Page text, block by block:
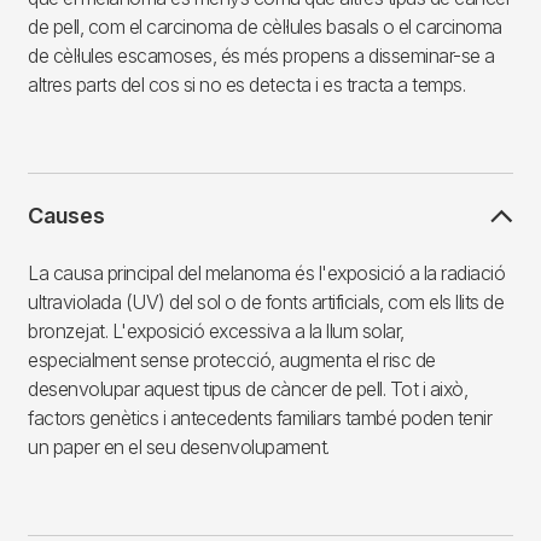
de pell, com el carcinoma de cèl·lules basals o el carcinoma
de cèl·lules escamoses, és més propens a disseminar-se a
altres parts del cos si no es detecta i es tracta a temps.
Causes
La causa principal del melanoma és l'exposició a la radiació
ultraviolada (UV) del sol o de fonts artificials, com els llits de
bronzejat. L'exposició excessiva a la llum solar,
especialment sense protecció, augmenta el risc de
desenvolupar aquest tipus de càncer de pell. Tot i això,
factors genètics i antecedents familiars també poden tenir
un paper en el seu desenvolupament.